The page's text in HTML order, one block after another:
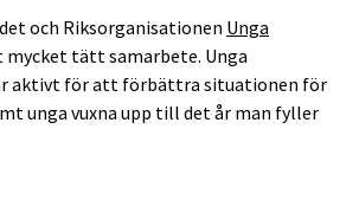
och Riksorganisationen Unga
mycket tätt samarbete. Unga
aktivt för att förbättra situationen för
unga vuxna upp till det år man fyller